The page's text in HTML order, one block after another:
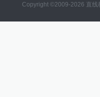
Copyright ©2009-2026 直